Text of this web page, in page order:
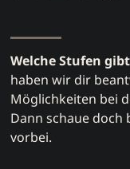
Welche Stufen
haben wir dir
Möglichkeiten bei
Dann schaue
vorbei.